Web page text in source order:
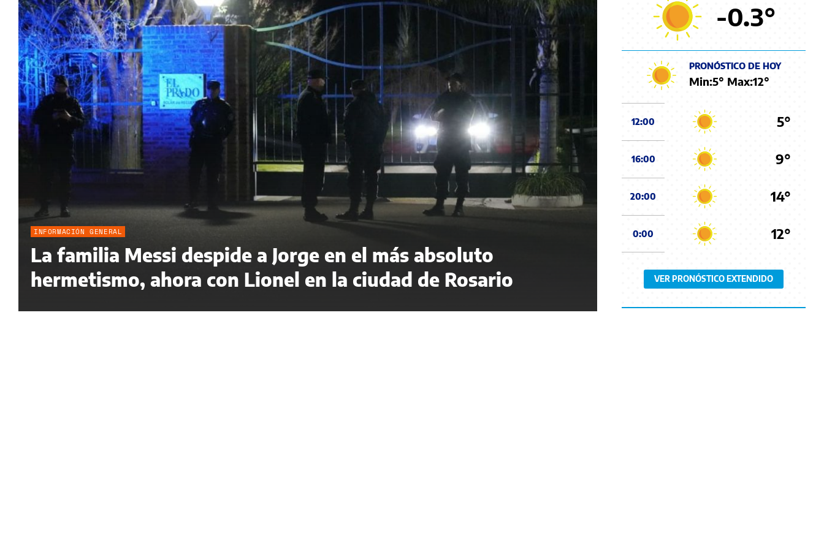
INFORMACIÓN GENERAL
La familia Messi despide a Jorge en el más absoluto
hermetismo, ahora con Lionel en la ciudad de Rosario
-0.3°
PRONÓSTICO DE HOY
Min:5° Max:12°
12:00 5°
16:00 9°
20:00 14°
0:00 12°
VER PRONÓSTICO EXTENDIDO